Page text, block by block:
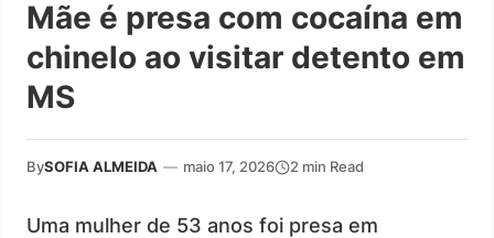
Mãe é presa com cocaína em
chinelo ao visitar detento em
MS
BySOFIA ALMEIDA — maio 17, 2026 2 min Read
Uma mulher de 53 anos foi presa em